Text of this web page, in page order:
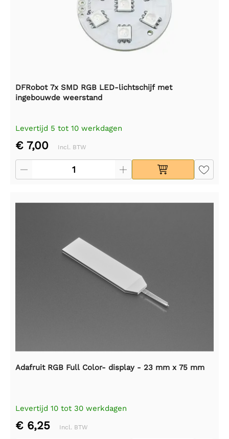
DFRobot 7x SMD RGB LED-lichtschijf met
ingebouwde weerstand
Levertijd 5 tot 10 werkdagen
€ 7,00 Incl. BTW
Adafruit RGB Full Color- display - 23 mm x 75 mm
Levertijd 10 tot 30 werkdagen
€ 6,25 Incl. BTW